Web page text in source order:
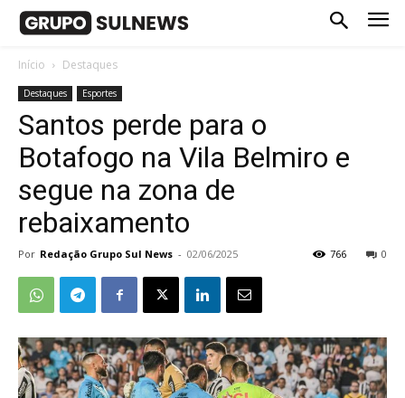
Início Destaques
Destaques Esportes
Santos perde para o
Botafogo na Vila Belmiro e
segue na zona de
rebaixamento
Por Redação Grupo Sul News - 02/06/2025 0
766